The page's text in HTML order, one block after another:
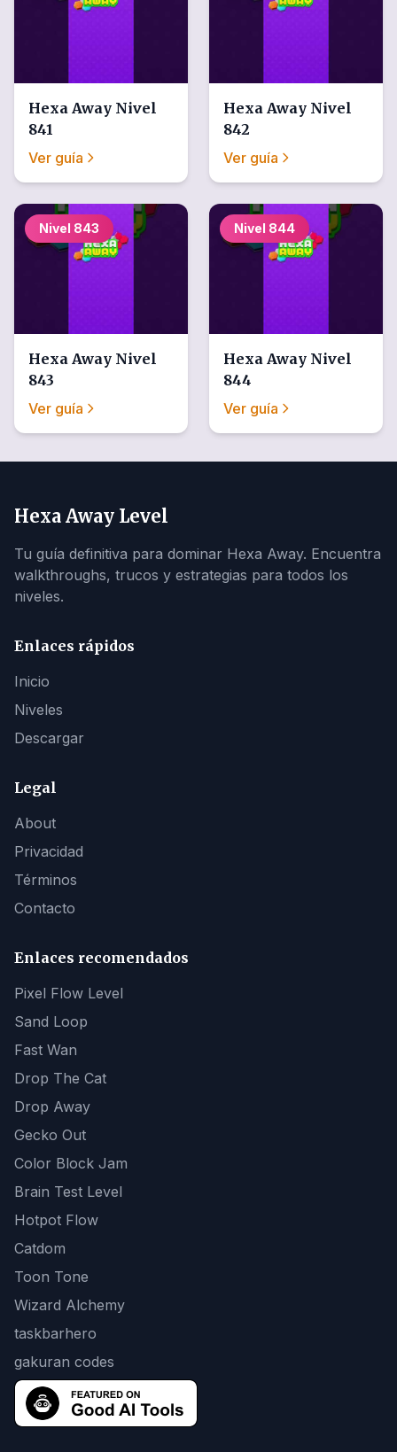
Hexa Away Nivel
841
Ver guía
Hexa Away Nivel
842
Ver guía
Nivel 843
Hexa Away Nivel
843
Ver guía
Nivel 844
Hexa Away Nivel
844
Ver guía
Hexa Away Level
Tu guía definitiva para dominar Hexa Away. Encuentra
walkthroughs, trucos y estrategias para todos los
niveles.
Enlaces rápidos
Inicio
Niveles
Descargar
Legal
About
Privacidad
Términos
Contacto
Enlaces recomendados
Pixel Flow Level
Sand Loop
Fast Wan
Drop The Cat
Drop Away
Gecko Out
Color Block Jam
Brain Test Level
Hotpot Flow
Catdom
Toon Tone
Wizard Alchemy
taskbarhero
gakuran codes